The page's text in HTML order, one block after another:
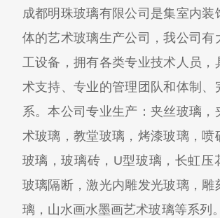
成都明珠玻璃有限公司是集室内装
体的艺术玻璃生产公司，我公司有
工设备，拥有各类专业技术人员，
术支持、专业的管理团队和体制、
系。本公司专业生产：夹丝玻璃，
术玻璃，教堂玻璃，烤漆玻璃，喷
玻璃，玻璃砖，U型玻璃，长虹压
玻璃隔断，激光内雕发光玻璃，雕
璃，山水画水墨画艺术玻璃等系列